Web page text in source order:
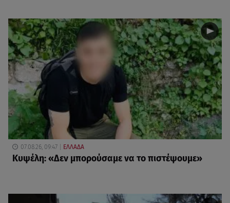
07.08.26, 09:47 ΕΛΛΑΔΑ
Κυψέλη: «Δεν μπορούσαμε να το πιστέψουμε»